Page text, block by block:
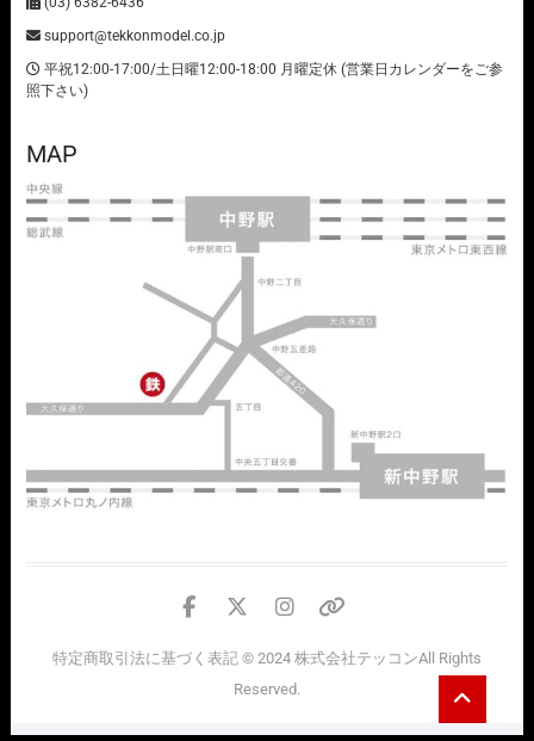
support@tekkonmodel.co.jp
平祝12:00-17:00/土日曜12:00-18:00 月曜定休 (営業日カレンダーをご参
照下さい)
MAP
facebook
twitter
instagram
情
特定商取引法に基づく表記© 2024 株式会社テッコンAll Rights
Reserved.
to